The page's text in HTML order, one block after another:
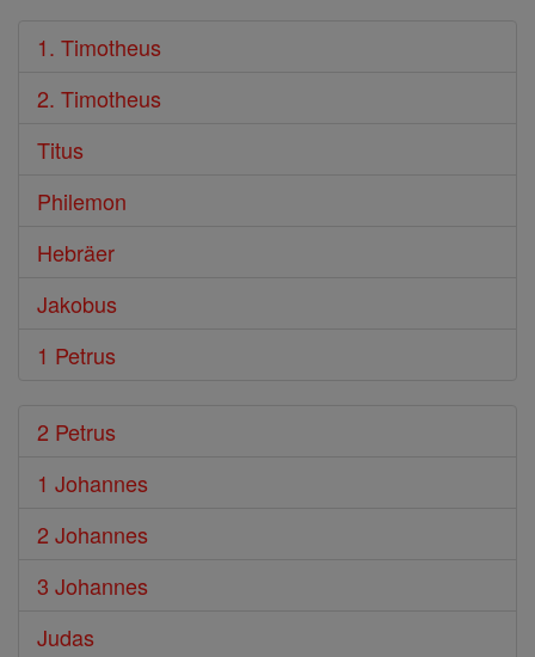
1. Timotheus
2. Timotheus
Titus
Philemon
Hebräer
Jakobus
1 Petrus
2 Petrus
1 Johannes
2 Johannes
3 Johannes
Judas